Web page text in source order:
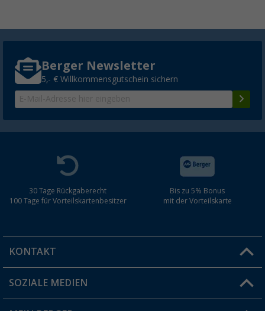
Berger Newsletter
5,- € Willkommensgutschein sichern
30 Tage Rückgaberecht
100 Tage für Vorteilskartenbesitzer
Bis zu 5% Bonus
mit der Vorteilskarte
KONTAKT
Du hast eine Frage?
SOZIALE MEDIEN